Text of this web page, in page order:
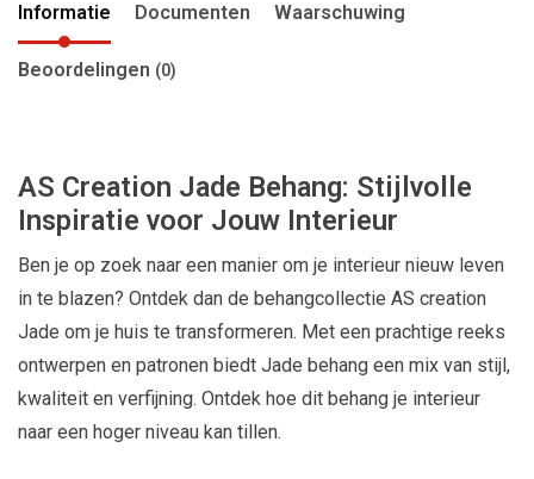
Informatie Documenten Waarschuwing
Beoordelingen (0)
AS Creation Jade Behang: Stijlvolle
Inspiratie voor Jouw Interieur
Ben je op zoek naar een manier om je interieur nieuw leven
in te blazen? Ontdek dan de behangcollectie AS creation
Jade om je huis te transformeren. Met een prachtige reeks
ontwerpen en patronen biedt Jade behang een mix van stijl,
kwaliteit en verfijning. Ontdek hoe dit behang je interieur
naar een hoger niveau kan tillen.